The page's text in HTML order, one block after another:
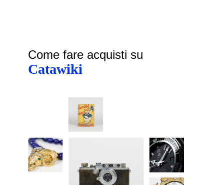
Come fare acquisti su
Catawiki